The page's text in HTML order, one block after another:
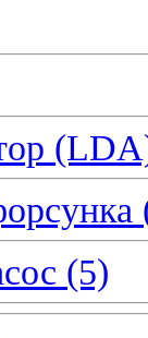
(5)